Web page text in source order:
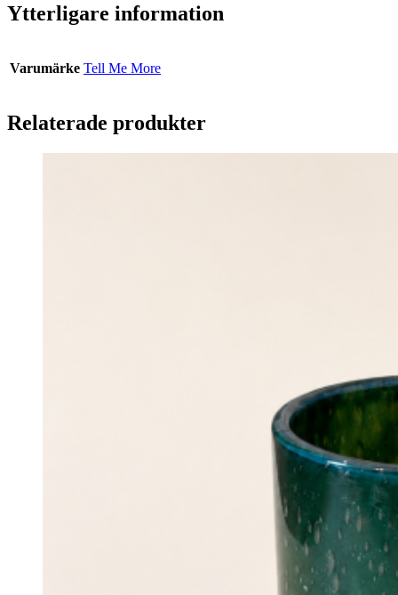
Ytterligare information
Varumärke Tell Me More
Relaterade produkter